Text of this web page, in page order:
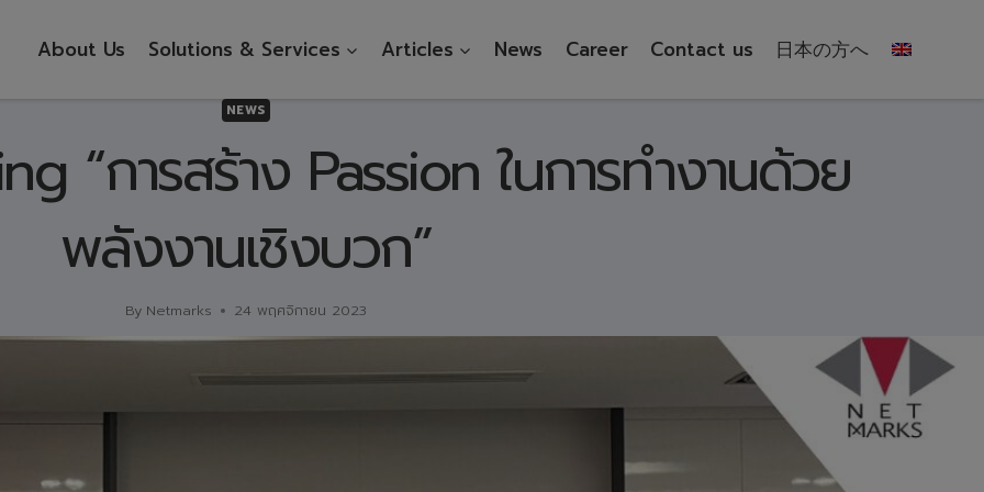
About Us Solutions & Services Articles News Career Contact us 日本の方へ
NEWS
“การสร้าง Passion ในการทำงานด้วย
พลังงานเชิงบวก”
By Netmarks 24 พฤศจิกายน 2023